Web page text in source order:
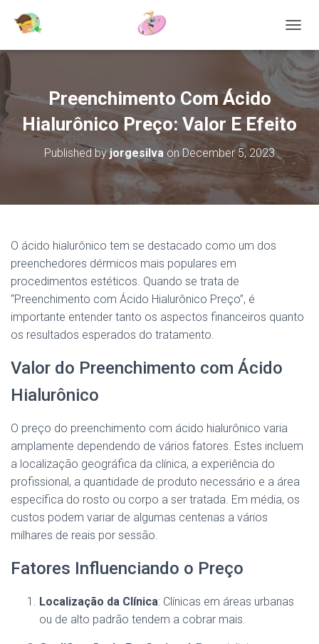
O
G
G
L
E
A
Preenchimento Com Ácido
Hialurônico Preço: Valor E Efeito
Published byjorgesilva onDecember 5, 2023
O ácido hialurônico tem se destacado como um dos
preenchedores dérmicos mais populares em
procedimentos estéticos. Quando se trata de
“Preenchimento com Ácido Hialurônico Preço”, é
importante entender tanto os aspectos financeiros quanto
os resultados esperados do tratamento.
Valor do Preenchimento com Ácido
Hialurônico
O preço do preenchimento com ácido hialurônico varia
amplamente dependendo de vários fatores. Estes incluem
a localização geográfica da clínica, a experiência do
profissional, a quantidade de produto necessário e a área
específica do rosto ou corpo a ser tratada. Em média, os
custos podem variar de algumas centenas a vários
milhares de reais por sessão.
Fatores Influenciando o Preço
Localização da Clínica: Clínicas em áreas urbanas
ou de alto padrão tendem a cobrar mais.